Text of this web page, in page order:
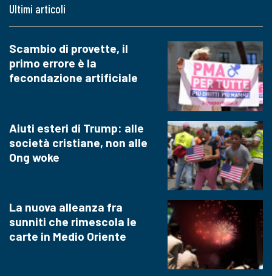
Ultimi articoli
Scambio di provette, il
primo errore è la
fecondazione artificiale
Aiuti esteri di Trump: alle
società cristiane, non alle
Ong woke
La nuova alleanza fra
sunniti che rimescola le
carte in Medio Oriente